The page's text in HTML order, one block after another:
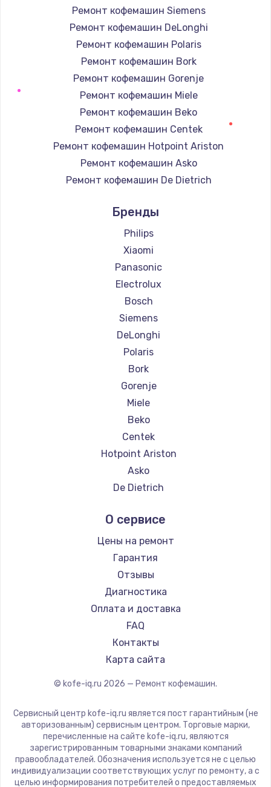
Ремонт кофемашин Siemens
Ремонт кофемашин DeLonghi
Ремонт кофемашин Polaris
Ремонт кофемашин Bork
Ремонт кофемашин Gorenje
Ремонт кофемашин Miele
Ремонт кофемашин Beko
Ремонт кофемашин Centek
Ремонт кофемашин Hotpoint Ariston
Ремонт кофемашин Asko
Ремонт кофемашин De Dietrich
Ремонт кофемашин Ascaso
Ремонт кофемашин Jura
Ремонт кофемашин Olympia
Ремонт кофемашин Saeco
Ремонт кофемашин La Cimbali
Ремонт кофемашин WMF
Ремонт кофемашин Yamaguchi
Ремонт кофемашин Nivona
Ремонт кофемашин Astoria
Ремонт кофемашин JVC
Ремонт кофемашин Ariston
Ремонт кофемашин Grundig
Ремонт кофемашин ROCKET MOZZAFIATO
Ремонт кофемашин Vivitek
Ремонт кофемашин Thomson
Ремонт кофемашин Hisense
Ремонт кофемашин DELTA
Ремонт кофемашин Kyvol
Ремонт кофемашин RED solution
Ремонт кофемашин Bravilor Bonamat
Ремонт кофемашин Vard
Ремонт кофемашин Tuvio
Ремонт кофемашин Carrera
Ремонт кофемашин Supra
Бренды
Philips
Xiaomi
Panasonic
Electrolux
Bosch
Siemens
DeLonghi
Polaris
Bork
Gorenje
Miele
Beko
Centek
Hotpoint Ariston
Asko
De Dietrich
Ascaso
Jura
Olympia
Saeco
La Cimbali
WMF
Yamaguchi
Nivona
Astoria
ROCKET MOZZAFIATO
Vivitek
Thomson
Hisense
О сервисе
Цены на ремонт
Гарантия
Отзывы
Диагностика
Оплата и доставка
FAQ
Контакты
Карта сайта
© kofe-iq.ru 2026 — Ремонт кофемашин.
Сервисный центр kofe-iq.ru является пост гарантийным (не
авторизованным) сервисным центром. Торговые марки,
перечисленные на сайте kofe-iq.ru, являются
зарегистрированным товарными знаками компаний
правообладателей. Обозначения используется не с целью
индивидуализации соответствующих услуг по ремонту, а с
целью информирования потребителей о предоставляемых